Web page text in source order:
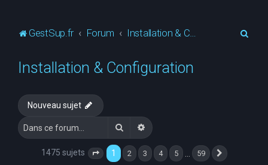
GestSup.fr Forum Installation & Configuration
Installation & Configuration
Nouveau sujet
RechercherRecherche avancée
1475 sujets Page 1 sur59
1 2 3 4 5 59